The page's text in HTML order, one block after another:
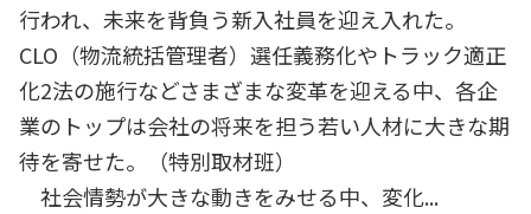
行われ、未来を背負う新入社員を迎え入れた。
CLO（物流統括管理者）選任義務化やトラック適正
化2法の施行などさまざまな変革を迎える中、各企
業のトップは会社の将来を担う若い人材に大きな期
待を寄せた。（特別取材班）
社会情勢が大きな動きをみせる中、変化...